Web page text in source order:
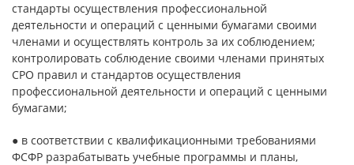
стандарты осуществления профессиональной
деятельности и операций с ценными бумагами своими
членами и осуществлять контроль за их соблюдением;
контролировать соблюдение своими членами принятых
СРО правил и стандартов осуществления
профессиональной деятельности и операций с ценными
бумагами;
● в соответствии с квалификационными требованиями
ФСФР разрабатывать учебные программы и планы,